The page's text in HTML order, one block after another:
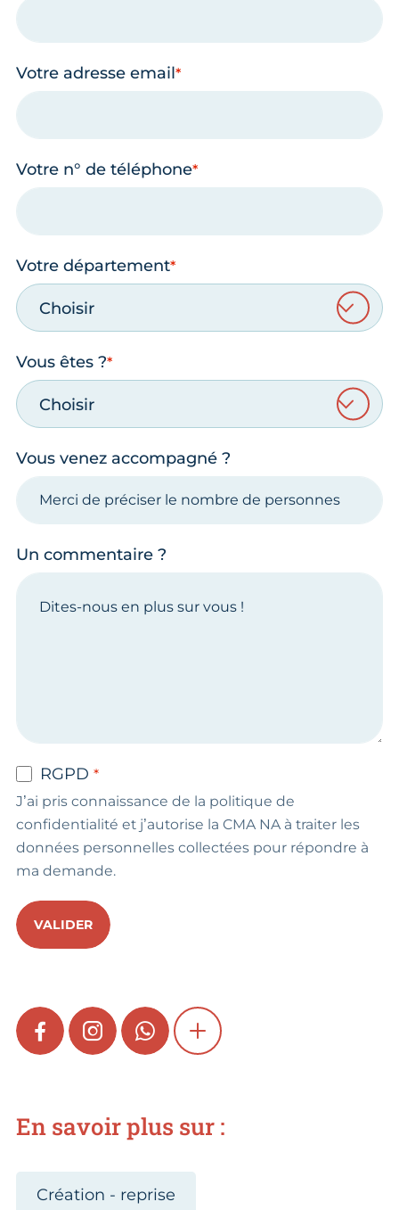
Votre adresse email
Votre n° de téléphone
Votre département
Choisir
Vous êtes ?
Choisir
Vous venez accompagné ?
Un commentaire ?
RGPD
J’ai pris connaissance de la politique de
confidentialité et j’autorise la CMA NA à traiter les
données personnelles collectées pour répondre à
ma demande.
VALIDER
FACEBOOKINSTAGRAMWHATSAPPSHOW MORE
En savoir plus sur :
Création - reprise